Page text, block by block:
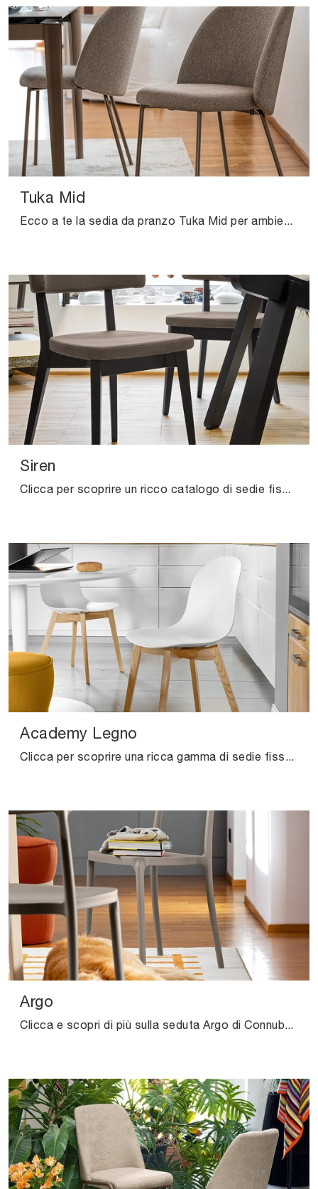
Tuka Mid
Ecco a te la sedia da pranzo Tuka Mid per ambientazioni moderne, tra le più esclusive Sedie fisse di Connubia.
Siren
Clicca per scoprire un ricco catalogo di sedie fisse per stanze moderne: il modello Siren di Connubia ti aspetta!
Academy Legno
Clicca per scoprire una ricca gamma di sedie fisse per stanze moderne: il modello Academy Legno di Connubia ti aspetta!
Argo
Clicca e scopri di più sulla seduta Argo di Connubia in plastica: le più originali Sedie impilabili moderne ti aspettano.